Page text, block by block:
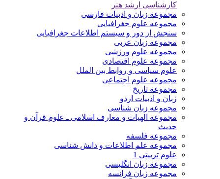
کارشناسی ارشد هنر
مجموعه زبان و ادبیات فارسی
مجموعه علوم جغرافیایی
سنجش از دور و سیستم اطلاعات جغرافیایی
مجموعه زبان عربی
مجموعه علوم ورزشی
مجموعه علوم اقتصادی
علوم سیاسی و روابط بین الملل
مجموعه علوم اجتماعی
مجموعه تاریخ
زبان و ادبیات اردو
مجموعه زبان شناسی
مجموعه الهیات و معارف اسلامی ـ علوم قرآن و
حدیث
مجموعه فلسفه
مجموعه علم اطلاعات و دانش شناسی
علوم تربیتی 1
مجموعه زبان انگلیسی
مجموعه زبان فرانسه